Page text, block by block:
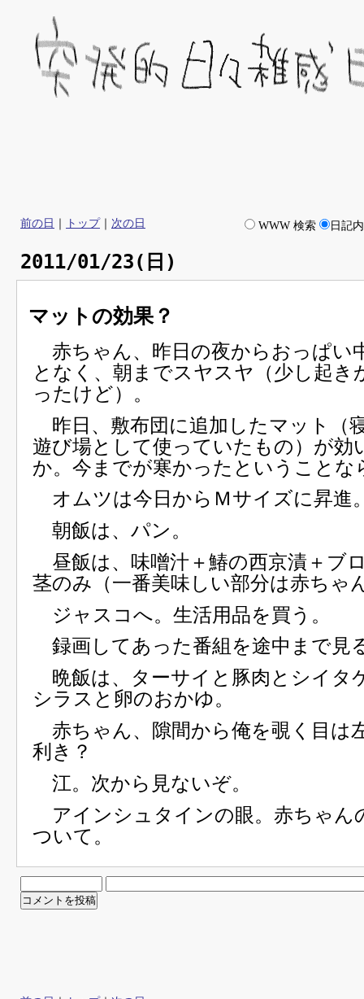
WWW 検索 日記
前の日 トップ 次の日
2011/01/23(日)
マットの効果？
赤ちゃん、昨日の夜からおっぱい
となく、朝までスヤスヤ（少し起き
ったけど）。
昨日、敷布団に追加したマット（
遊び場として使っていたもの）が効
か。今までが寒かったということな
オムツは今日からＭサイズに昇進
朝飯は、パン。
昼飯は、味噌汁＋鰆の西京漬＋ブ
茎のみ（一番美味しい部分は赤ちゃ
ジャスコへ。生活用品を買う。
録画してあった番組を途中まで見
晩飯は、ターサイと豚肉とシイタ
シラスと卵のおかゆ。
赤ちゃん、隙間から俺を覗く目は
利き？
江。次から見ないぞ。
アインシュタインの眼。赤ちゃん
ついて。